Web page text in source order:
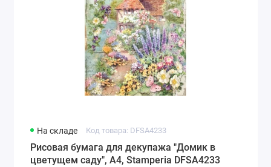
На складе Код товара: DFSA4233
Рисовая бумага для декупажа "Домик в
цветущем саду", А4, Stamperia DFSA4233